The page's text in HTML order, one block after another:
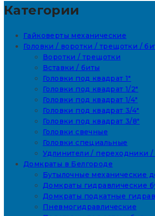
Категории
Гайковерты механические
Головки / воротки / трещотки /
Воротки / трещотки
Вставки / биты
Головки под квадрат 1"
Головки под квадрат 1/2"
Головки под квадрат 1/4"
Головки под квадрат 3/4"
Головки под квадрат 3/8"
Головки свечные
Головки специальные
Удлинители / переходники /
Домкраты в Белгороде
Бутылочные механические
Домкраты гидравлические
Домкраты подкатные
Пневмогидравлические